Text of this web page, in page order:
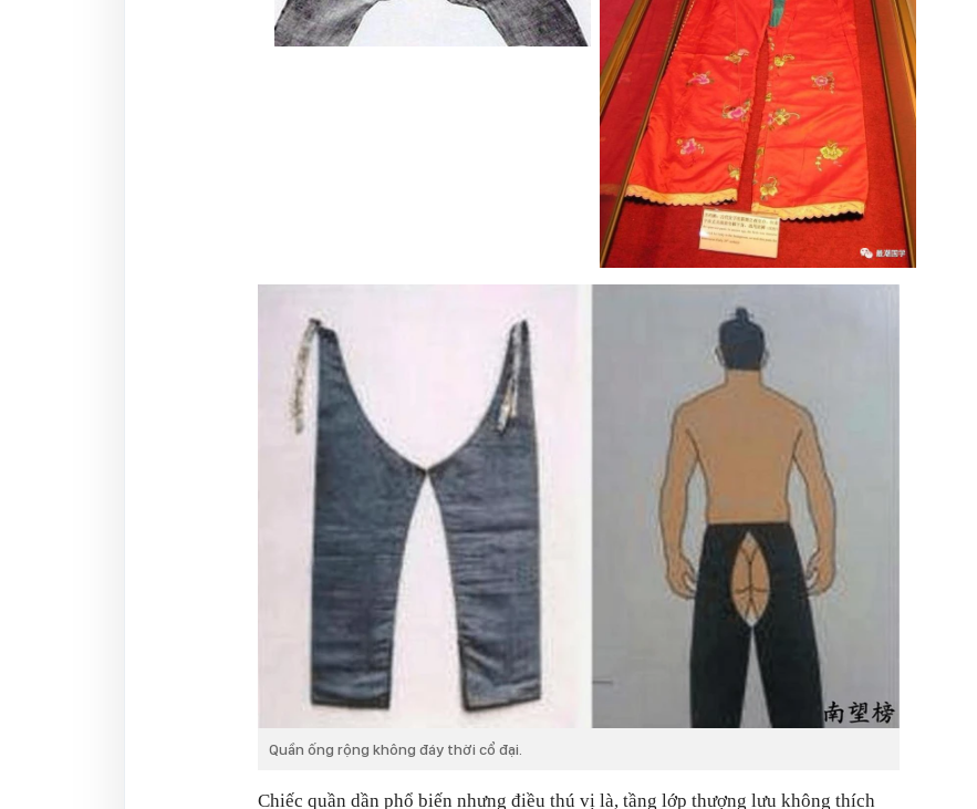
Quần ống rộng không đáy thời cổ đại.
Chiếc quần dần phổ biến nhưng điều thú vị là, tầng lớp thượng lưu không thích